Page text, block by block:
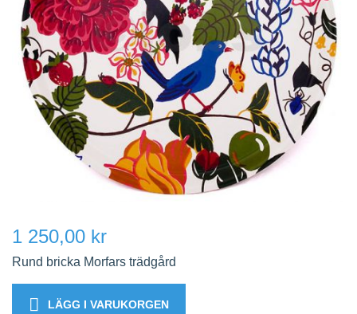
1 250,00 kr
Rund bricka Morfars trädgård
LÄGG I VARUKORGEN